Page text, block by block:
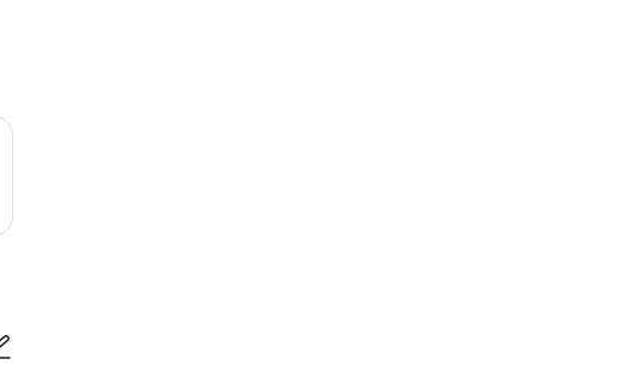
오전 9시와 오후 4시에 시작하지만 필요에 따라 유연하게 조정될 수 있습니다. -